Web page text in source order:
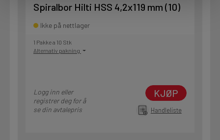
Spiralbor Hilti HSS 4,2x119 mm (10)
Ikke på nettlager
1 Pakke a 10 Stk
Alternativ pakning
Logg inn eller
registrer deg for å
se din avtalepris
KJØP
Handleliste